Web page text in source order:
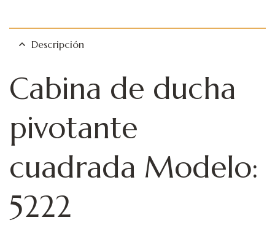
Descripción
Cabina de ducha
pivotante
cuadrada Modelo:
5222